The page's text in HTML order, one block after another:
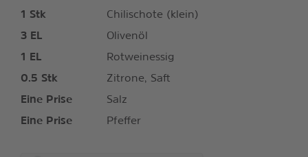
1
Stk
Chilischote (klein)
3 EL
Olivenöl
1
EL
Rotweinessig
0.5 Stk
Zitrone, Saft
Eine Prise
Salz
Eine Prise
Pfeffer